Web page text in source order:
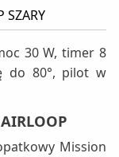
SZARY
30 W, timer 8
do 80°, pilot w
Mission